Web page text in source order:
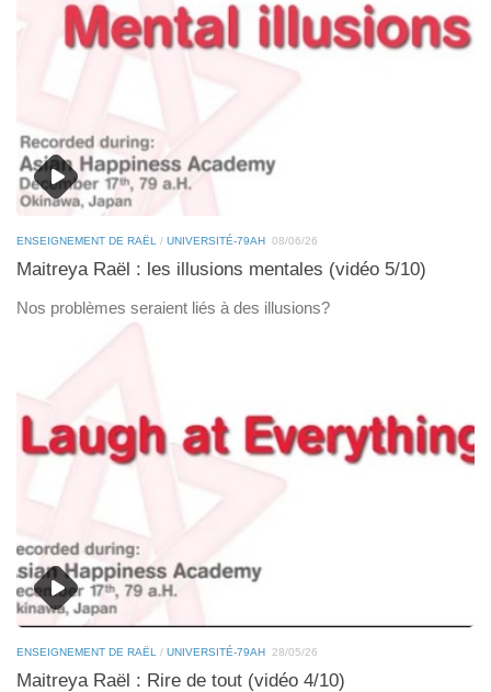
ENSEIGNEMENT DE RAËL / UNIVERSITÉ-79AH 08/06/26
Maitreya Raël : les illusions mentales (vidéo 5/10)
Nos problèmes seraient liés à des illusions?
ENSEIGNEMENT DE RAËL / UNIVERSITÉ-79AH 28/05/26
Maitreya Raël : Rire de tout (vidéo 4/10)